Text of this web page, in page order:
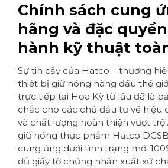
Chính sách cung
hãng và đặc
hành kỹ thuật
Sự tin cậy của Hatco – thương
thiết bị giữ nóng hàng đầu thế
trực tiếp tại Hoa Kỳ từ lâu đã là
chắc cho các chủ đầu tư về hiệu
và chất lượng hoàn thiện vượt
giữ nóng thực phẩm Hatco
cung ứng dưới tình trạng mới
đủ giấy tờ chứng nhận xuất xứ